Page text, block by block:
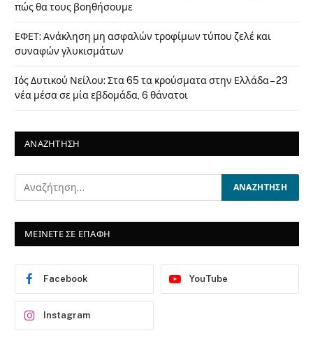
πώς θα τους βοηθήσουμε
ΕΦΕΤ: Ανάκληση μη ασφαλών τροφίμων τύπου ζελέ και
συναφών γλυκισμάτων
Ιός Δυτικού Νείλου: Στα 65 τα κρούσματα στην Ελλάδα – 23
νέα μέσα σε μία εβδομάδα, 6 θάνατοι
ΑΝΑΖΗΤΗΣΗ
ΜΕΙΝΕΤΕ ΣΕ ΕΠΑΦΗ
Facebook YouTube
Instagram